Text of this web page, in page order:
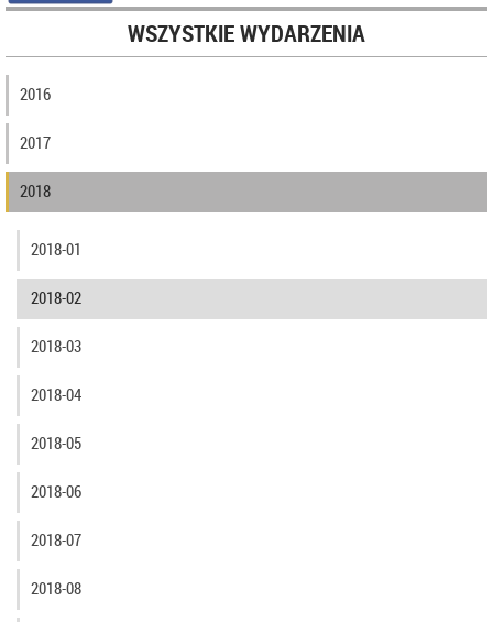
WSZYSTKIE WYDARZENIA
2016
2017
2018
2018-01
2018-02
2018-03
2018-04
2018-05
2018-06
2018-07
2018-08